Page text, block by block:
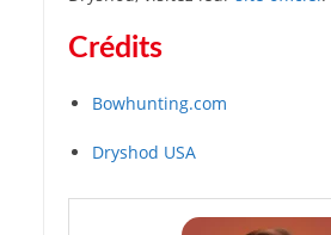
Crédits
Bowhunting.com
Dryshod USA